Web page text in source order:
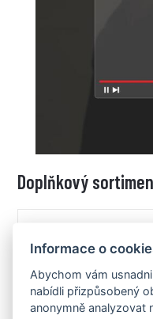
Doplňkový
Informace o
Abychom vám
nabídli přizpůsobený
anonymně analyzovat